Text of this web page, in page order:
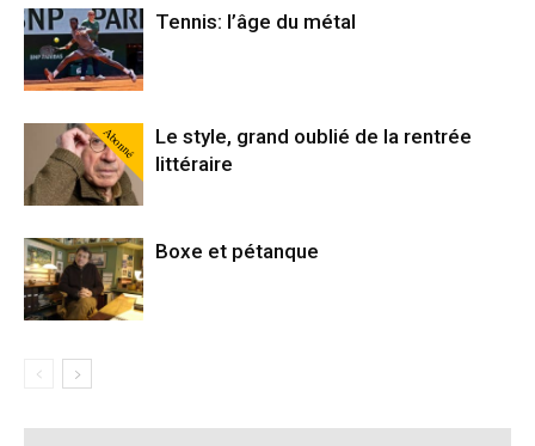
Tennis: l’âge du métal
Abonné
Le style, grand oublié de la rentrée
littéraire
Boxe et pétanque